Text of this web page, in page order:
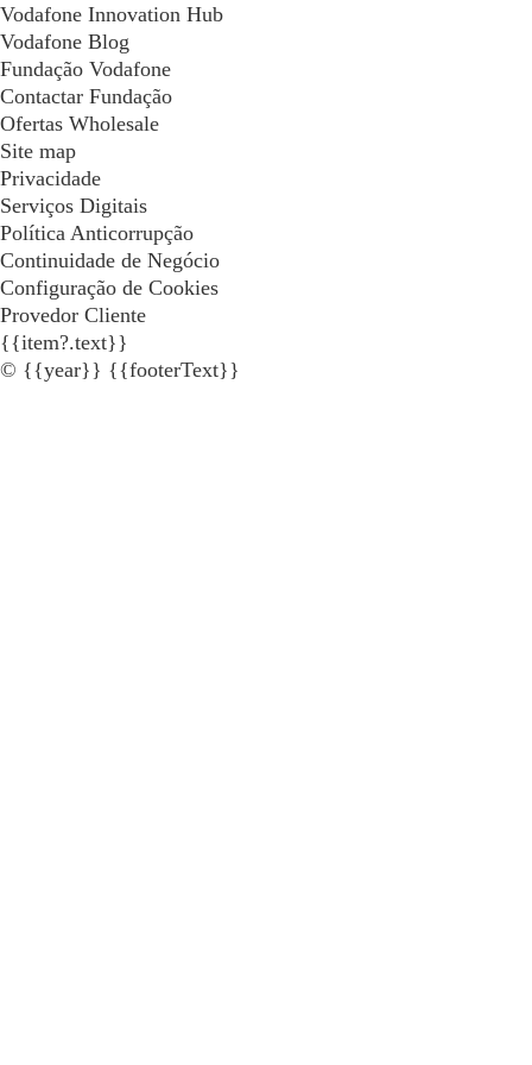
Vodafone Innovation Hub
Vodafone Blog
Fundação Vodafone
Contactar Fundação
Ofertas Wholesale
Site map
Privacidade
Serviços Digitais
Política Anticorrupção
Continuidade de Negócio
Configuração de Cookies
Provedor Cliente
{{item?.text}}
© {{year}} {{footerText}}